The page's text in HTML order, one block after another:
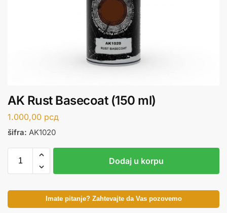
AK Rust Basecoat (150 ml)
1.000,00 рсд
šifra: AK1020
Dodaj u korpu
Imate pitanje? Zahtevajte da Vas pozovemo